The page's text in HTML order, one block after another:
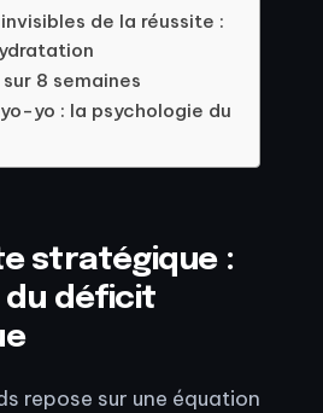
de la réussite :
8 semaines
yo : la psychologie du
stratégique :
du déficit
repose sur une équation